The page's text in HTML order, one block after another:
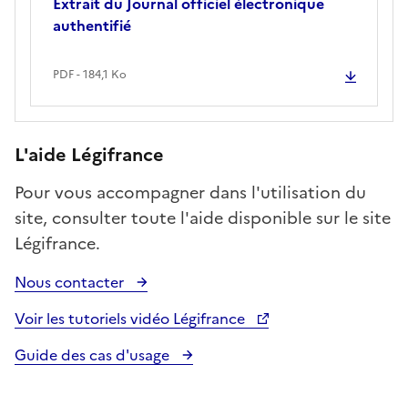
authentifié
PDF - 184,1 Ko
L'aide Légifrance
Pour vous accompagner dans l'utilisation du
site, consulter toute l'aide disponible sur le site
Légifrance.
Nous contacter
Voir les tutoriels vidéo Légifrance
Guide des cas d'usage